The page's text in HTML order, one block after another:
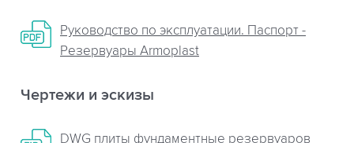
Руководство по эксплуатации. Паспорт -
Резервуары Armoplast
Чертежи и эскизы
DWG плиты фундаментные резервуаров